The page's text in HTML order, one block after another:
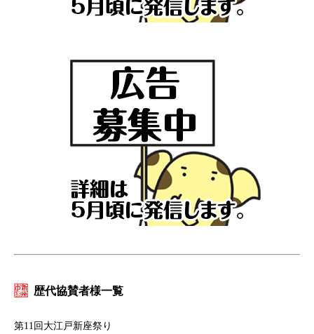
歴代協賛者様一覧
第11回大江戸新座祭り